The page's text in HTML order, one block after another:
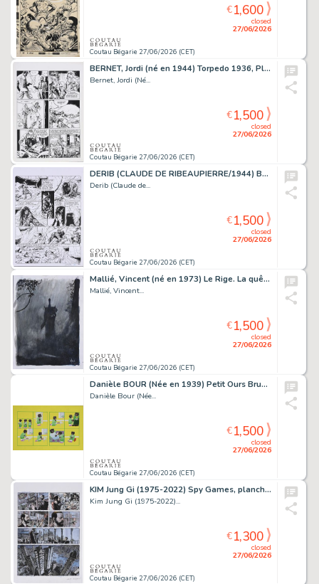
Coutau Bégarie 27/06/2026 (CET)
closed
27/06/2026
€1,600
BERNET, Jordi (né en 1944) Torpedo 1936, Plus dure...
Bernet, Jordi (Né...
Coutau Bégarie 27/06/2026 (CET)
closed
27/06/2026
€1,500
DERIB (CLAUDE DE RIBEAUPIERRE/1944) Buddy Longway,...
Derib (Claude de...
Coutau Bégarie 27/06/2026 (CET)
closed
27/06/2026
€1,500
Mallié, Vincent (né en 1973) Le Rige. La quête de l’oiseau...
Mallié, Vincent...
Coutau Bégarie 27/06/2026 (CET)
closed
27/06/2026
€1,500
Danièle BOUR (Née en 1939) Petit Ours Brun n° 254....
Danièle Bour (Née...
Coutau Bégarie 27/06/2026 (CET)
closed
27/06/2026
€1,500
KIM Jung Gi (1975-2022) Spy Games, planche originale...
Kim Jung Gi (1975-2022)...
Coutau Bégarie 27/06/2026 (CET)
closed
27/06/2026
€1,300